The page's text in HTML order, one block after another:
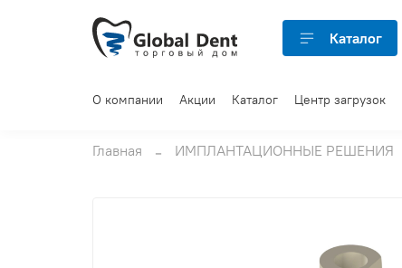
Каталог
О компании Акции Каталог Центр загрузок
Главная ИМПЛАНТАЦИОННЫЕ РЕШЕНИЯ